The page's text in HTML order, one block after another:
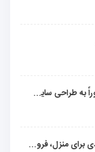
چرا کسب‌وکارهای شهرک صنعتی چهاردانگه فوراً به طراحی سایت نیاز دارند؟
بهترین ایده‌های نورپردازی دکوراتیو با ال ای دی برای منزل، فروشگاه و دفتر کار